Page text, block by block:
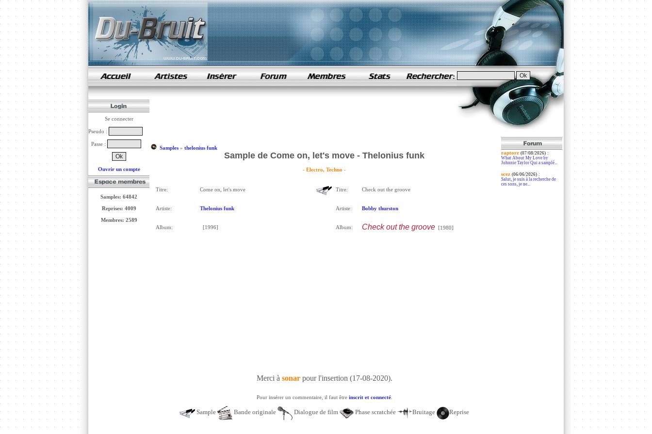
samples de rap
Se connecter
Pseudo :
Passe :
Ouvrir un compte
Samples: 64842
Reprises: 4009
Membres: 2589
Samples» thelonius funk
Sample de Come on, let's move - Thelonius funk
- Electro, Techno -
Titre: Come on, let's move
Artiste: Thelonius funk
Album: [1996]
Titre: Check out the groove
Artiste: Bobby thurston
Album: Check out the groove[1980]
Merci à sonarpour l'insertion (17-08-2020).
Pour insérer un commentaire, il faut être inscrit et connecté.
Sample Bande originale Dialogue de film Phase scratchée Bruitage Reprise
raptorz (07/08/2026):
What About My Love by
Johnnie Taylor Qui a samplé...
scez (06/06/2026):
Salut, je suis à la recherche de
ces sons, je ne...